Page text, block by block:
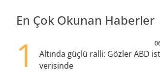
En Çok Okunan Haberler
1
Altında güçlü ralli: Gözler ABD
verisinde